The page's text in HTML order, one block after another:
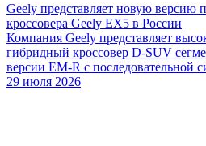
Geely представляет новую версию
кроссовера Geely EX5 в России
Компания Geely представляет
гибридный кроссовер D-SUV
версии EM-R с последовательной
29 июля 2026